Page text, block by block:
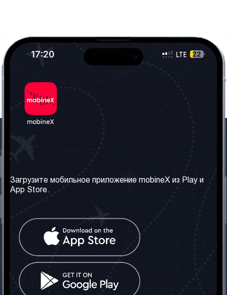
Наши сервисы
Правила и Условия
Часто задаваемые
вопросы
Контакт
Грузия: Тбилиси
Телефон: +442030340050
Социальные сети
Загрузите мобильное приложение mobineX из Play и
App Store.